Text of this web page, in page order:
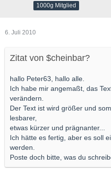
1000g Mitglied
6. Juli 2010
Zitat von $cheinbar?
hallo Peter63, hallo alle.
Ich habe mir angemaßt, das
verändern.
Der Text ist wird größer und
lesbarer,
etwas kürzer und prägnanter...
Ich hätte es fertig, aber es soll
werden.
Poste doch bitte, was du